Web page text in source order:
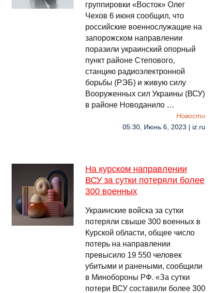
группировки «Восток» Олег
Чехов 6 июня сообщил, что
российские военнослужащие на
запорожском направлении
поразили украинский опорный
пункт районе Степового,
станцию радиоэлектронной
борьбы (РЭБ) и живую силу
Вооруженных сил Украины (ВСУ)
в районе Новоданило …
Новости
05:30, Июнь 6, 2023 | iz.ru
На курском направлении
ВСУ за сутки потеряли более
300 военных
Украинские войска за сутки
потеряли свыше 300 военных в
Курской области, общее число
потерь на направлении
превысило 19 550 человек
убитыми и ранеными, сообщили
в Минобороны РФ. «За сутки
потери ВСУ составили более 300